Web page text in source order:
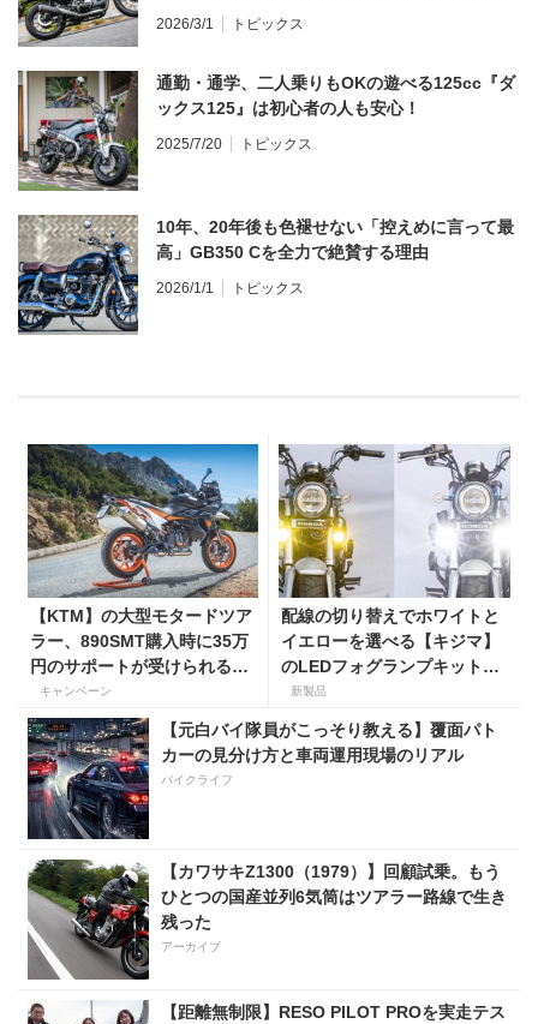
ンプレ・レビュー 前編】
2026/3/1 トピックス
通勤・通学、二人乗りもOKの遊べる125cc『ダ
ックス125』は初心者の人も安心！
2025/7/20 トピックス
10年、20年後も色褪せない「控えめに言って最
高」GB350 Cを全力で絶賛する理由
2026/1/1 トピックス
【KTM】の大型モタードツア
ラー、890SMT購入時に35万
円のサポートが受けられるキ
ャンペーンを実施中！
キャンペーン
配線の切り替えでホワイトと
イエローを選べる【キジマ】
のLEDフォグランプキットに
ホンダ ダックス／グロム用が
新製品
【元白バイ隊員がこっそり教える】覆面パト
カーの見分け方と車両運用現場のリアル
バイクライフ
【カワサキZ1300（1979）】回顧試乗。もう
ひとつの国産並列6気筒はツアラー路線で生き
残った
アーカイブ
【距離無制限】RESO PILOT PROを実走テス